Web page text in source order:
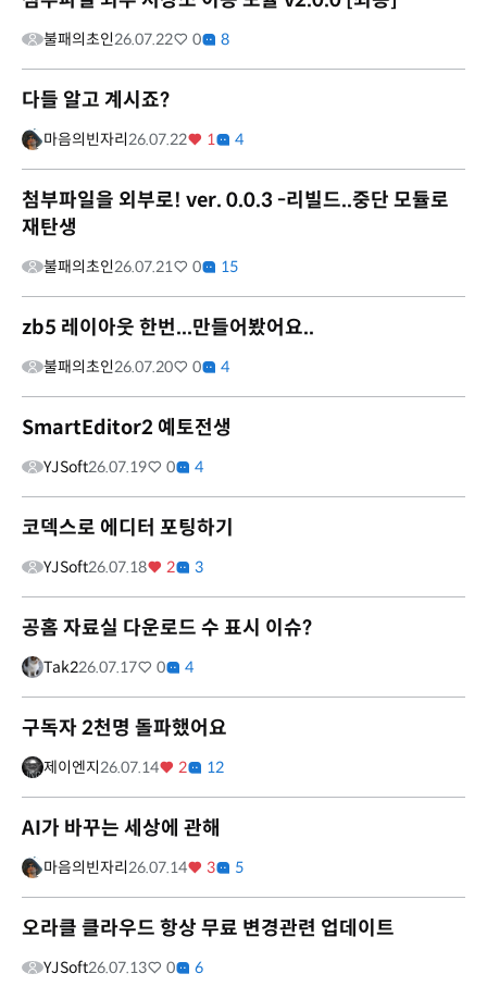
불패의초인26.07.22 0 8
다들 알고 계시죠?
마음의빈자리26.07.22 1 4
첨부파일을 외부로! ver. 0.0.3 -리빌드..중단 모듈로
재탄생
불패의초인26.07.21 0 15
zb5 레이아웃 한번...만들어봤어요..
불패의초인26.07.20 0 4
SmartEditor2 예토전생
YJSoft26.07.19 0 4
코덱스로 에디터 포팅하기
YJSoft26.07.18 2 3
공홈 자료실 다운로드 수 표시 이슈?
Tak226.07.17 0 4
구독자 2천명 돌파했어요
제이엔지26.07.14 2 12
AI가 바꾸는 세상에 관해
마음의빈자리26.07.14 3 5
오라클 클라우드 항상 무료 변경관련 업데이트
YJSoft26.07.13 0 6